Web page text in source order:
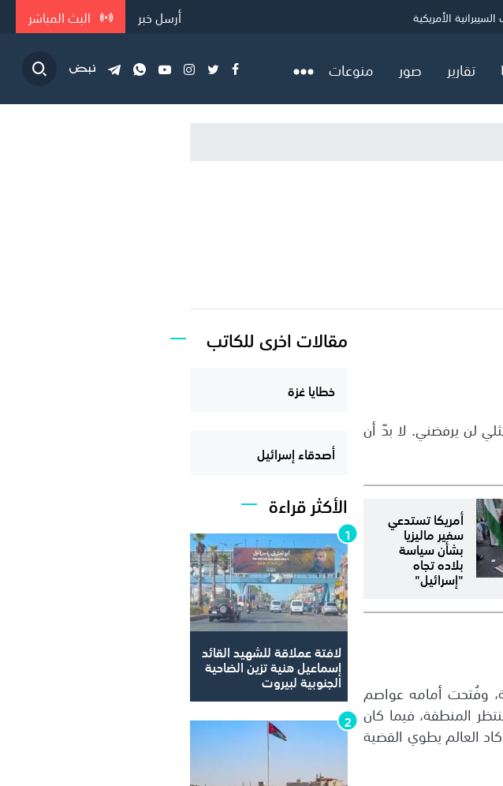
اليمين الأمريكي
الأمريكية أرسل خبر البث المباشر
تقارير صور منوعات
لن يرفضني. لا بدّ أن
أمريكا تستدعي
سفير ماليزيا
بشأن سياسة
بلاده تجاه
"إسرائيل"
وفُتحت أمامه عواصم
المنطقة، فيما كان
العالم يطوي القضية
مقالات اخرى للكاتب
خطايا غزة
أصدقاء إسرائيل
الأكثر قراءة
لافتة عملاقة للشهيد القائد
إسماعيل هنية تزين الضاحية
الجنوبية لبيروت